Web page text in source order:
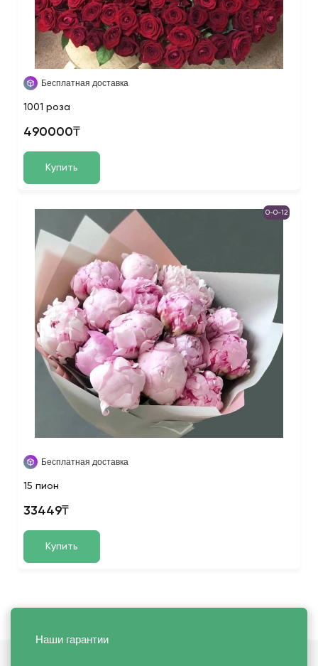
Бесплатная доставка
1001 роза
490000₸
Купить
0-0-12
Бесплатная доставка
15 пион
33449₸
Купить
Наши гарантии